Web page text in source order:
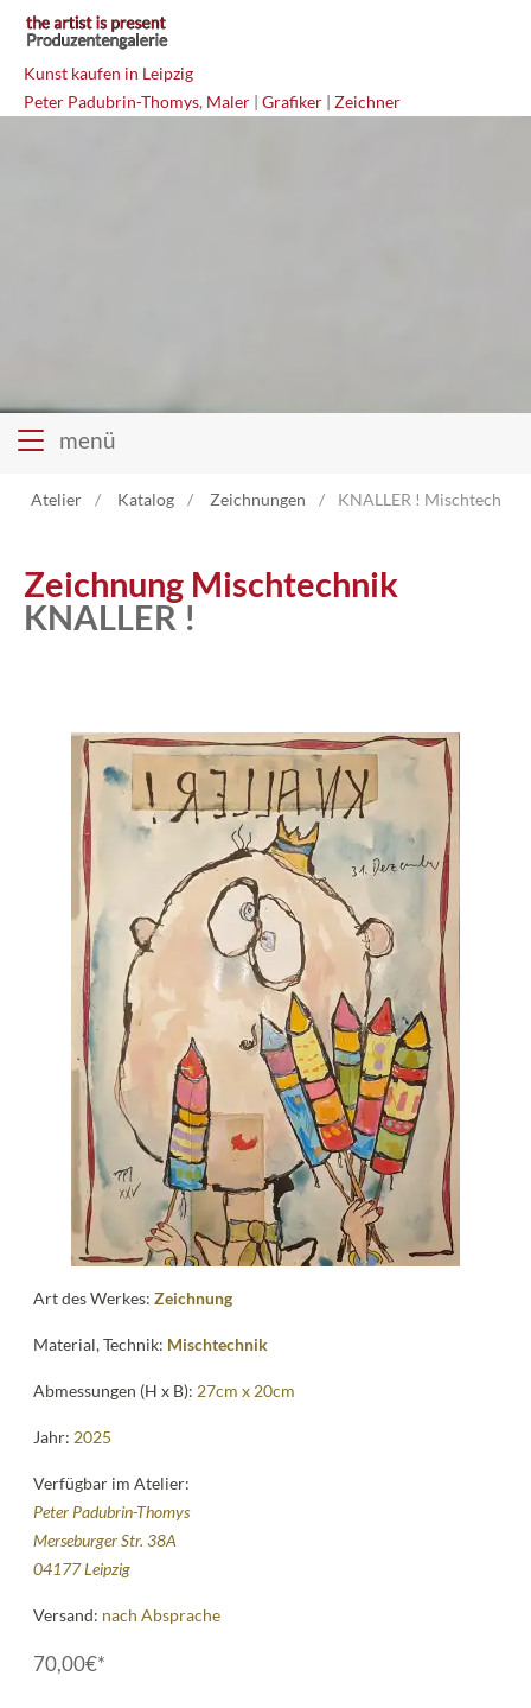
Kunst kaufen in Leipzig
Peter Padubrin-Thomys, Maler | Grafiker | Zeichner
menü
Atelier
Katalog
Vita
News
Kontakt
Atelier Katalog Zeichnungen KNALLER ! Mischtechnik
Zeichnung Mischtechnik
KNALLER !
Art des Werkes:Zeichnung
Material, Technik: Mischtechnik
Abmessungen (H x B): 27cm x 20cm
Jahr: 2025
Verfügbar im Atelier:
Peter Padubrin-Thomys
Merseburger Str. 38A
04177 Leipzig
Versand: nach Absprache
70,00€*